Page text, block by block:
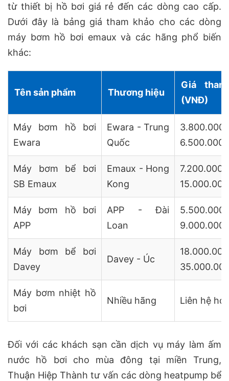
từ thiết bị hồ bơi giá rẻ đến các dòng cao cấp.
Dưới đây là bảng giá tham khảo cho các dòng
máy bơm hồ bơi emaux và các hãng phổ biến
khác:
Tên sản phẩm Thương hiệu
Giá
(VNĐ)
Máy bơm hồ bơi
Ewara
Ewara - Trung
Quốc
6.500.000
Máy bơm bể bơi
SB Emaux
Emaux - Hong
Kong
15.000.000
Máy bơm hồ bơi
APP
APP - Đài
Loan
9.000.000
Máy bơm bể bơi
Davey
Davey - Úc
Máy bơm nhiệt hồ
bơi
Nhiều hãng Liên hệ
Đối với các khách sạn cần dịch vụ máy làm ấm
nước hồ bơi cho mùa đông tại miền Trung,
Thuận Hiệp Thành tư vấn các dòng heatpump bể